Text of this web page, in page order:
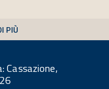
PIÙ
Cassazione,